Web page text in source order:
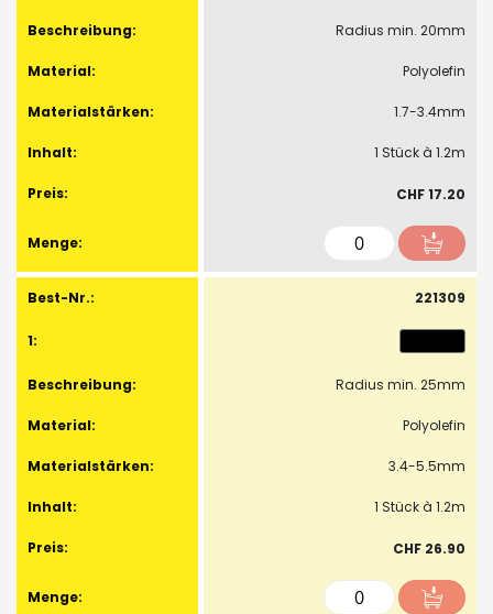
Radius min. 20mm
Polyolefin
1.7-3.4mm
1 Stück à 1.2m
CHF 17.20
221309
Radius min. 25mm
Polyolefin
3.4-5.5mm
1 Stück à 1.2m
CHF 26.90